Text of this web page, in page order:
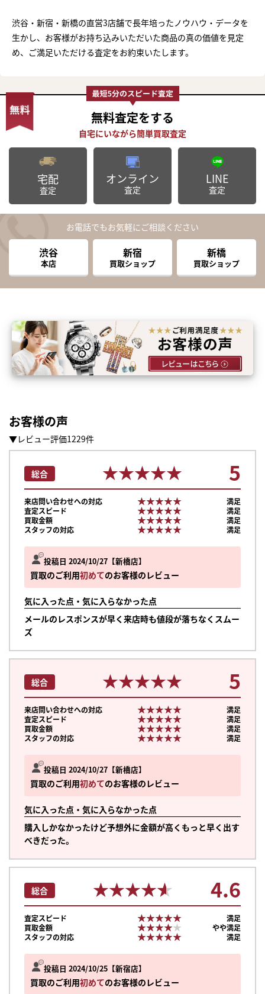
渋谷・新宿・新橋の直営3店舗で長年培ったノウハウ・データを
生かし、お客様がお持ち込みいただいた商品の真の価値を見定
め、ご満足いただける査定をお約束いたします。
無料査定をする
宅配
査定
オンライン
査定
LINE
査定
お電話でもお気軽にご相談ください
渋谷
本店
新宿
買取ショップ
新橋
買取ショップ
お客様の声
▼レビュー評価1229件
投稿日 2024/10/27 新橋店
買取のご利用初めてのお客様のレビュー
気に入った点・気に入らなかった点
メールのレスポンスが早く来店時も値段が落ちなくスムー
ズ
総合 ★★★★★
★★★★★ 5
来店問い合わせへの対応 ★★★★★
★★★★★
満足
査定スピード
★★★★★
★★★★★
満足
買取金額
★★★★★
★★★★★
満足
スタッフの対応
★★★★★
★★★★★ 満足
投稿日 2024/10/27 新橋店
買取のご利用初めてのお客様のレビュー
気に入った点・気に入らなかった点
購入しかなかったけど予想外に金額が高くもっと早く出す
べきだった。
総合 ★★★★★
★★★★★ 5
来店問い合わせへの対応 ★★★★★
★★★★★
満足
査定スピード
★★★★★
★★★★★
満足
買取金額
★★★★★
★★★★★
満足
スタッフの対応
★★★★★
★★★★★ 満足
投稿日 2024/10/25 新宿店
買取のご利用初めてのお客様のレビュー
総合 ★★★★★
★★★★★ 4.6
査定スピード ★★★★★
★★★★★
満足
買取金額
★★★★★
★★★★★
やや満足
スタッフの対応
★★★★★
★★★★★ 満足